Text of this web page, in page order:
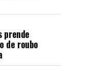
prende
de roubo